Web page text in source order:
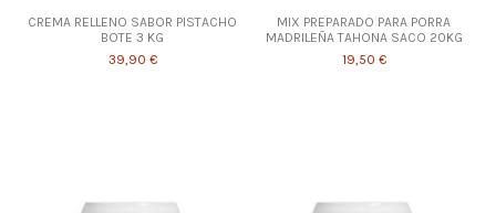
CREMA RELLENO SABOR PISTACHO
BOTE 3 KG
39,90 €
MIX PREPARADO PARA PORRA
MADRILEÑA TAHONA SACO 20KG
19,50 €